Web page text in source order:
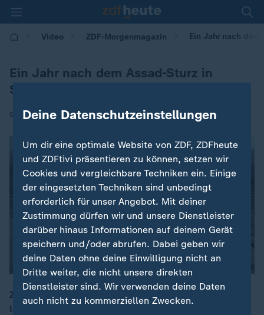
Video ZDF-Morgenmagazin Ein Jahr nach
Ein Jahr nach dem Assad-Sturz in
Syrien
08.12.2025 | 05:30
Zwei Syrer, die zur Zeit Assads im türkischen Exil
lebten und kurz nach seiner Flucht nach Syrien
Deine Datenschutzeinstellungen
Um dir eine optimale Website von ZDF, ZDFheute
und ZDFtivi präsentieren zu können, setzen wir
Cookies und vergleichbare Techniken ein. Einige
der eingesetzten Techniken sind unbedingt
erforderlich für unser Angebot. Mit deiner
Zustimmung dürfen wir und unsere Dienstleister
darüber hinaus Informationen auf deinem Gerät
speichern und/oder abrufen. Dabei geben wir
deine Daten ohne deine Einwilligung nicht an
Dritte weiter, die nicht unsere direkten
Dienstleister sind. Wir verwenden deine Daten
auch nicht zu kommerziellen Zwecken.